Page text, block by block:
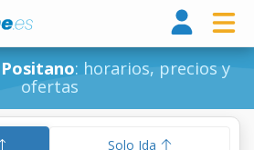
: horarios, precios y
ofertas
Solo Ida